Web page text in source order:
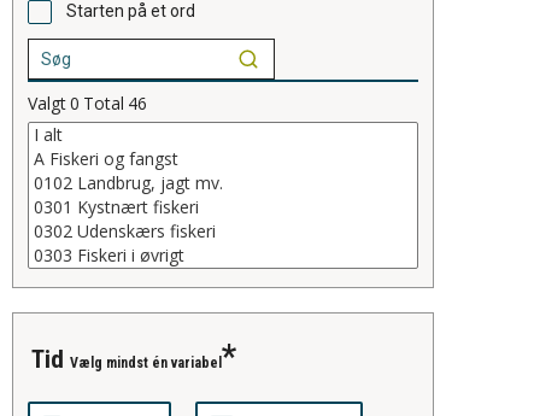
Starten på et ord
Valgt0 Total 46
tid Vælg mindst én variabel